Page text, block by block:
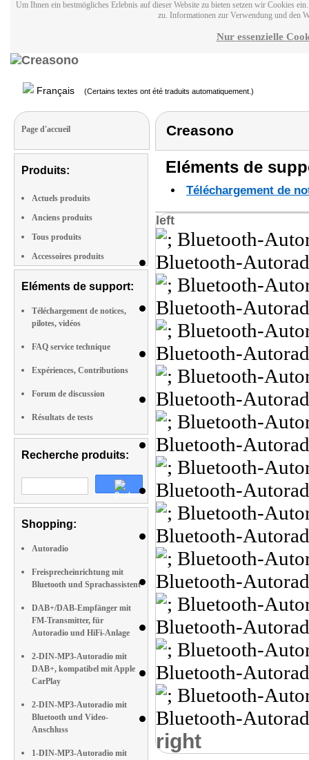
Um Ihnen ein bestmögliches Erlebnis auf dieser Website zu bieten setzen wir Cookies
zu. Informationen zur Verwendung und den
Nur essenzielle
Français (Certains textes ont été traduits automatiquement.)
Page d'accueil
Produits:
Actuels produits
Anciens produits
Tous produits
Accessoires produits
Eléments de support:
Téléchargement de notices,
pilotes, vidéos
FAQ service technique
Expériences, Contributions
Forum de discussion
Résultats de tests
Recherche produits:
Shopping:
Autoradio
Freisprecheinrichtung mit
Bluetooth und Sprachassistent
DAB+/DAB-Empfänger mit
FM-Transmitter, für
Autoradio und HiFi-Anlage
2-DIN-MP3-Autoradio mit
DAB+, kompatibel mit Apple
CarPlay
2-DIN-MP3-Autoradio mit
Bluetooth und Video-
Anschluss
1-DIN-MP3-Autoradio mit
Creasono
Eléments de
Téléchargement de
left
right